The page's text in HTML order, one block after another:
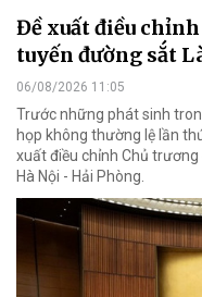
Đề xuất điều
tuyến đường sắt
06/08/2026 11:05
Trước những phát sinh
họp không thường lệ lần
xuất điều chỉnh Chủ
Hà Nội - Hải Phòng.